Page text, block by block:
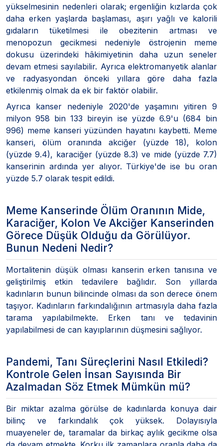
yükselmesinin nedenleri olarak; ergenliğin kızlarda çok
daha erken yaşlarda başlaması, aşırı yağlı ve kalorili
gıdaların tüketilmesi ile obezitenin artması ve
menopozun gecikmesi nedeniyle östrojenin meme
dokusu üzerindeki hâkimiyetinin daha uzun seneler
devam etmesi sayılabilir. Ayrıca elektromanyetik alanlar
ve radyasyondan önceki yıllara göre daha fazla
etkilenmiş olmak da ek bir faktör olabilir.
Ayrıca kanser nedeniyle 2020'de yaşamını yitiren 9
milyon 958 bin 133 bireyin ise yüzde 6.9'u (684 bin
996) meme kanseri yüzünden hayatını kaybetti. Meme
kanseri, ölüm oranında akciğer (yüzde 18), kolon
(yüzde 9.4), karaciğer (yüzde 8.3) ve mide (yüzde 7.7)
kanserinin ardında yer alıyor. Türkiye'de ise bu oran
yüzde 5.7 olarak tespit edildi.
Meme Kanserinde Ölüm Oranının Mide,
Karaciğer, Kolon Ve Akciğer Kanserinden
Görece Düşük Olduğu da Görülüyor.
Bunun Nedeni Nedir?
Mortalitenin düşük olması kanserin erken tanısına ve
geliştirilmiş etkin tedavilere bağlıdır. Son yıllarda
kadınların bunun bilincinde olması da son derece önem
taşıyor. Kadınların farkındalığının artmasıyla daha fazla
tarama yapılabilmekte. Erken tanı ve tedavinin
yapılabilmesi de can kayıplarının düşmesini sağlıyor.
Pandemi, Tanı Süreçlerini Nasıl Etkiledi?
Kontrole Gelen İnsan Sayısında Bir
Azalmadan Söz Etmek Mümkün mü?
Bir miktar azalma görülse de kadınlarda konuya dair
bilinç ve farkındalık çok yüksek. Dolayısıyla
muayeneler de, taramalar da birkaç aylık gecikme olsa